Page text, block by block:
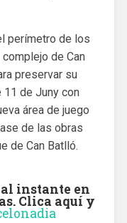
perímetro de los
de Can
preservar su
11 de Juny con
área de juego
de las obras
de Can Batlló.
al instante en
Clica aquí y